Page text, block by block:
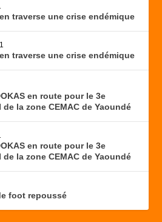
traverse une crise endémique
traverse une crise endémique
en route pour le 3e
la zone CEMAC de Yaoundé
en route pour le 3e
la zone CEMAC de Yaoundé
foot repoussé